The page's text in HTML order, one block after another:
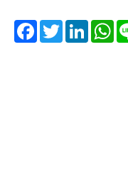
TwitterLinkedIn
WhatsApp